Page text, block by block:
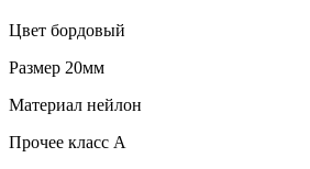
Цвет бордовый
Размер 20мм
Материал нейлон
Прочее класс А